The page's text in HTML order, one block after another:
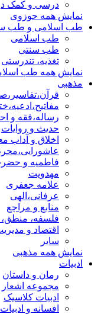
درسی و کمک
نمایش همه حوزوی
طب اسلامی و طب
طب اسلامی
طب سنتی
تغذیه، تندرستی
نمایش همه طب
مذهبی
رساله،فقه و
حدیث و روایات
اخلاق و آداب
فاطمیه و
مهدویت
علامه جعفری
عرفانی،الهی
منابع و مراجع
فلسفه، منطق،
اقتصاد و
سایر
نمایش همه مذهبی
ادبیات
رمان و داستان
مجموعه اشعار
ادبیات کلاسیک
افسانه و